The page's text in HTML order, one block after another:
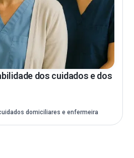
dos cuidados e dos
domiciliares e enfermeira